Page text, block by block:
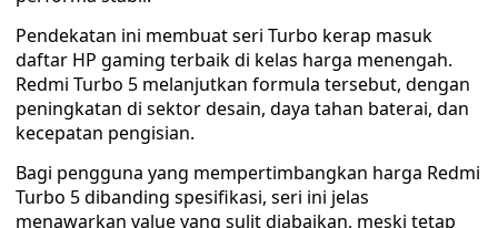
Pendekatan ini membuat seri Turbo kerap masuk
daftar HP gaming terbaik di kelas harga menengah.
Redmi Turbo 5 melanjutkan formula tersebut, dengan
peningkatan di sektor desain, daya tahan baterai, dan
kecepatan pengisian.
Bagi pengguna yang mempertimbangkan harga Redmi
Turbo 5 dibanding spesifikasi, seri ini jelas
menawarkan value yang sulit diabaikan, meski tetap